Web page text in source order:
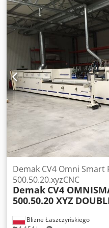
reservoirinhoud: 90 l,
machinedimensies (L/B/H):
gewicht: ca. 3300 kg.
ter plaatse mogelijk.
Blizne Łaszczyńskiego
Demak CV4 Omni Smart
500.50.20.xyzCNC
Demak CV4
500.50.20 XYZ